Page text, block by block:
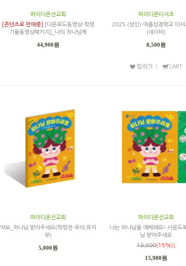
파이디온선교회
[콘텐츠로 판매중]
[다운로드동영상-학령
기율동영상패키지]_나의 하나님께
44,900원
파이디온티셔츠
2025 (성인) 여름성경학교 티셔
(네이비)
8,500원
파이디온선교회
악보_하나님 받아주세요(학령전-유아,유치
부)
5,000원
파이디온선교회
나는 하나님을 예배해요! 사운드
님 받아주세요
18,800(15%)↓
15,980원